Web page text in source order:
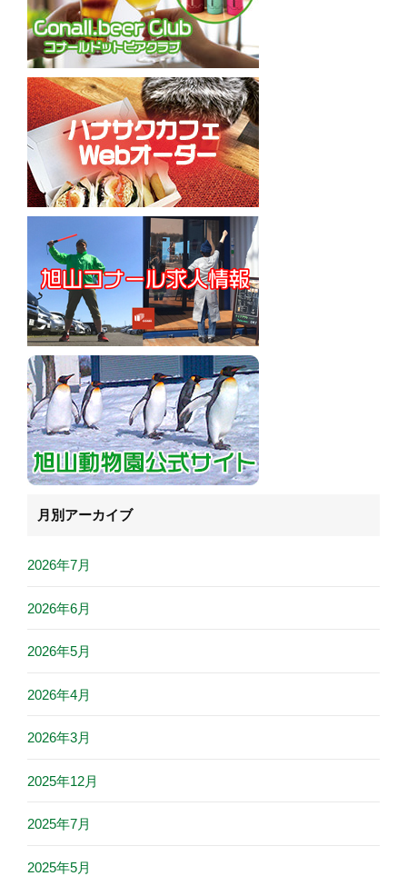
月別アーカイブ
2026年7月
2026年6月
2026年5月
2026年4月
2026年3月
2025年12月
2025年7月
2025年5月